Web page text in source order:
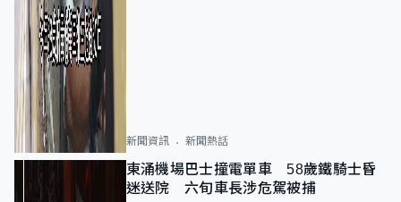
新聞資訊 新聞熱話
東涌機場巴士撞電單車 58歲鐵騎士昏
迷送院 六旬車長涉危駕被捕